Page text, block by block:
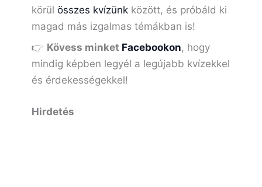
körül összes kvízünk között, és próbáld ki
magad más izgalmas témákban is!
👉 Kövess minket Facebookon, hogy
mindig képben legyél a legújabb kvízekkel
és érdekességekkel!
Hirdetés